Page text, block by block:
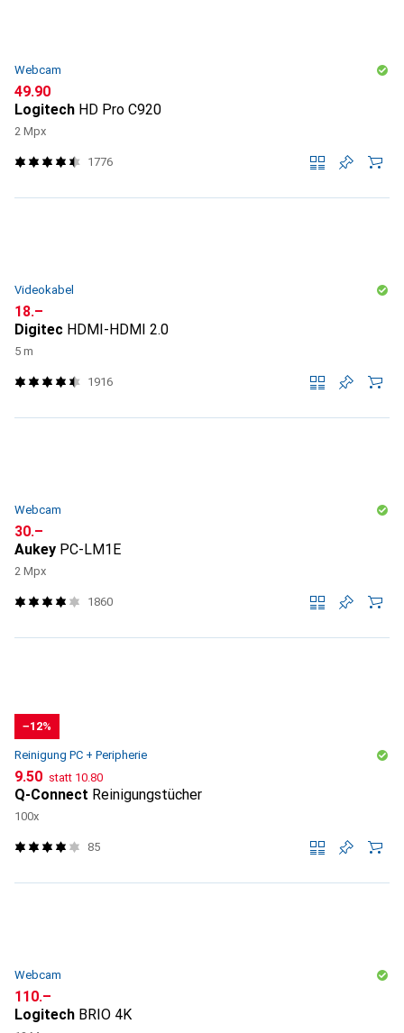
Webcam
CHF
49.90
Logitech HD Pro C920
2 Mpx
1776
Videokabel
CHF
18.–
Digitec HDMI-HDMI 2.0
5 m
1916
Webcam
CHF
30.–
Aukey PC-LM1E
2 Mpx
1860
−12%
Reinigung PC + Peripherie
CHF
9.50 statt CHF
10.80
Q-Connect Reinigungstücher
100x
85
Webcam
CHF
110.–
Logitech BRIO 4K